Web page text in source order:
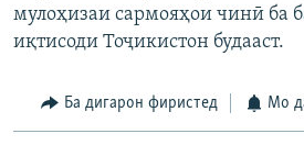
мулоҳизаи сармояҳои чинӣ ба
иқтисоди Тоҷикистон будааст.
Ба дигарон фиристед Мо